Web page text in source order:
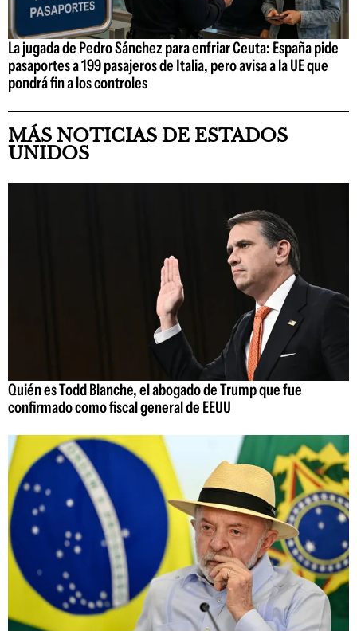
La jugada de Pedro Sánchez para enfriar Ceuta: España pide
pasaportes a 199 pasajeros de Italia, pero avisa a la UE que
pondrá fin a los controles
MÁS NOTICIAS DE ESTADOS
UNIDOS
Quién es Todd Blanche, el abogado de Trump que fue
confirmado como fiscal general de EEUU